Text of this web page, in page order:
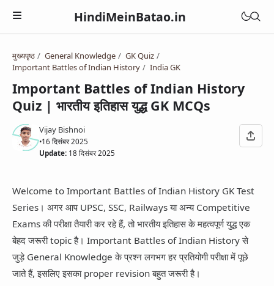
HindiMeinBatao.in
Artificial Intelligence
Technology
Computer
Blogger
Blogging
Google Assistant
Jio Phone
BSNL
App Information
Health
Periods
Medical Courses
Daily Life Tips
Business
Online Earning
Betting Apps
Education
Exams
General Knowledge
Bhakti
Social Media
YouTube
WhatsApp
Instagram
मुख्यपृष्ठ General Knowledge
GK Quiz
Important Battles of Indian History
India GK
Important Battles of Indian History
Quiz | भारतीय इतिहास युद्ध GK MCQs
Vijay Bishnoi
•16 दिसंबर 2025
Update: 18 दिसंबर 2025
Welcome to Important Battles of Indian History GK Test
Series। अगर आप UPSC, SSC, Railways या अन्य Competitive
Exams की परीक्षा तैयारी कर रहे हैं, तो भारतीय इतिहास के महत्वपूर्ण युद्ध एक
बेहद जरूरी topic है। Important Battles of Indian History से
जुड़े General Knowledge के प्रश्न लगभग हर प्रतियोगी परीक्षा में पूछे
जाते हैं, इसलिए इसका proper revision बहुत जरूरी है।